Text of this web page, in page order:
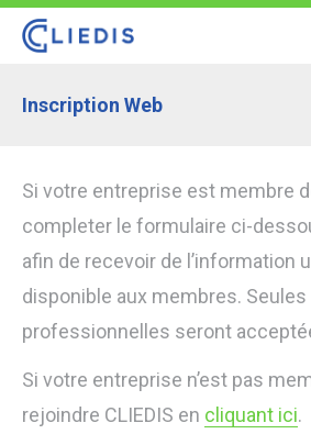
Inscription Web
Si votre entreprise est membre
completer le formulaire ci-
afin de recevoir de l’information
disponible aux membres.
professionnelles seront
Si votre entreprise n’est pas
rejoindre CLIEDIS en cliquant ici.